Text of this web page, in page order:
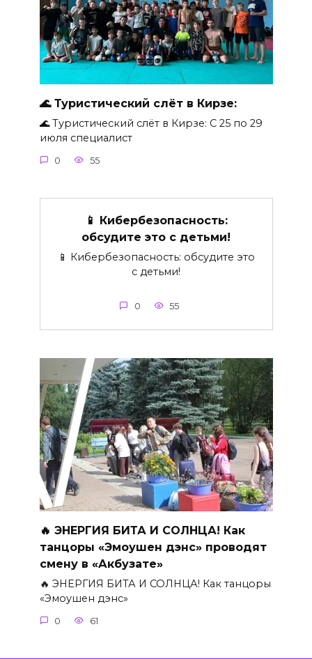
🌊 Туристический слёт в Кирзе:
🌊 Туристический слёт в Кирзе: С 25 по 29
июля специалист
0 55
📱 Кибербезопасность:
обсудите это с детьми!
📱 Кибербезопасность: обсудите это
с детьми!
0 55
🔥 ЭНЕРГИЯ БИТА И СОЛНЦА! Как
танцоры «Эмоушен дэнс» проводят
смену в «Акбузате»
🔥 ЭНЕРГИЯ БИТА И СОЛНЦА! Как танцоры
«Эмоушен дэнс»
0 61